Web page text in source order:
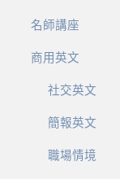
名師講座
商用英文
社交英文
簡報英文
職場情境